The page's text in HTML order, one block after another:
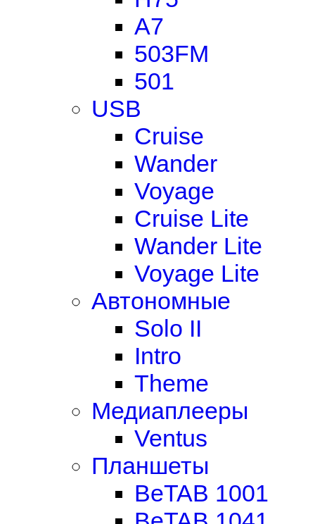
A7
503FM
501
USB
Cruise
Wander
Voyage
Cruise Lite
Wander Lite
Voyage Lite
Автономные
Solo II
Intro
Theme
Медиаплееры
Ventus
Планшеты
BeTAB 1001